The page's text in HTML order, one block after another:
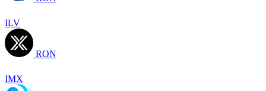
ILV
RON
IMX